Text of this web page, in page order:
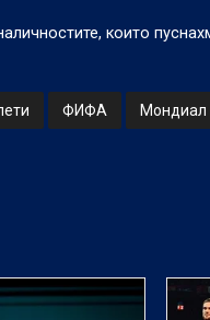
които
ФИФА Мондиал